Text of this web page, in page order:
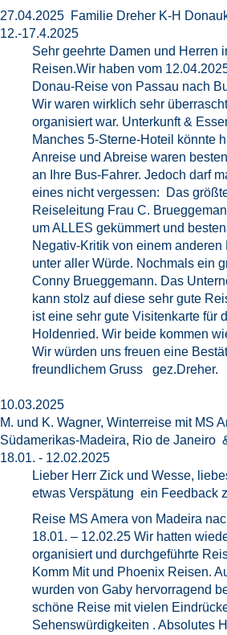
27.04.2025 Familie Dreher K-H
12.-17.4.2025
Sehr geehrte Damen und Herren
Reisen.Wir haben vom
Donau-Reise von Passau nach
Wir waren wirklich sehr
organisiert war. Unterkunft &
Manches 5-Sterne-Hoteil könnte
Anreise und Abreise waren
an Ihre Bus-Fahrer. Jedoch darf
eines nicht vergessen: Das
Reiseleitung Frau C.
um ALLES gekümmert und
Negativ-Kritik von einem
unter aller Würde. Nochmals ein
Conny Brueggemann. Das
kann stolz auf diese sehr gute
ist eine sehr gute Visitenkarte für
Holdenried. Wir beide kommen
Wir würden uns freuen eine
freundlichem Gruss gez.Dreher.
10.03.2025
M. und K. Wagner, Winterreise mit MS
Südamerikas-Madeira, Rio de Janeiro
18.01. - 12.02.2025
Lieber Herr Zick und Wesse,
etwas Verspätung ein Feedback
Reise MS Amera von Madeira
18.01. – 12.02.25 Wir hatten
organisiert und durchgeführte
Komm Mit und Phoenix Reisen.
wurden von Gaby hervorragend
schöne Reise mit vielen
Sehenswürdigkeiten . Absolutes